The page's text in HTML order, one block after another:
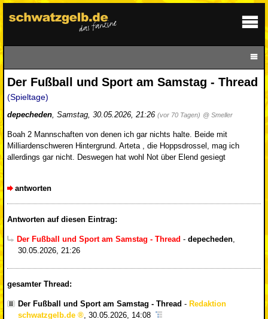
Der Fußball und Sport am Samstag - Thread
(Spieltage)
depecheden, Samstag, 30.05.2026, 21:26 (vor 70 Tagen) @ Smeller
Boah 2 Mannschaften von denen ich gar nichts halte. Beide mit
Milliardenschweren Hintergrund. Arteta , die Hoppsdrossel, mag ich
allerdings gar nicht. Deswegen hat wohl Not über Elend gesiegt
antworten
Antworten auf diesen Eintrag:
Der Fußball und Sport am Samstag - Thread - depecheden,
30.05.2026, 21:26
gesamter Thread:
Der Fußball und Sport am Samstag - Thread - Redaktion
schwatzgelb.de
30.05.2026, 14:08